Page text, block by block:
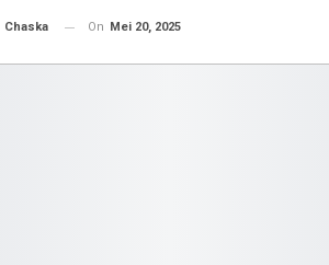
Chaska On Mei 20, 2025